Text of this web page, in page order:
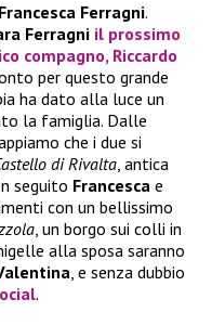
Francesca Ferragni.
Ferragni il prossimo
compagno, Riccardo
per questo grande
ha dato alla luce un
la famiglia. Dalle
che i due si
di Rivalta, antica
seguito Francesca e
con un bellissimo
, un borgo sui colli in
alla sposa saranno
, e senza dubbio
.